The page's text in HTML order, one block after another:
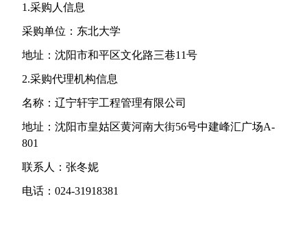
1.采购人信息
采购单位：东北大学
地址：沈阳市和平区文化路三巷11号
2.采购代理机构信息
名称：辽宁轩宇工程管理有限公司
地址：沈阳市皇姑区黄河南大街56号中建峰汇广场A-
801
联系人：张冬妮
电话： 024-31918381